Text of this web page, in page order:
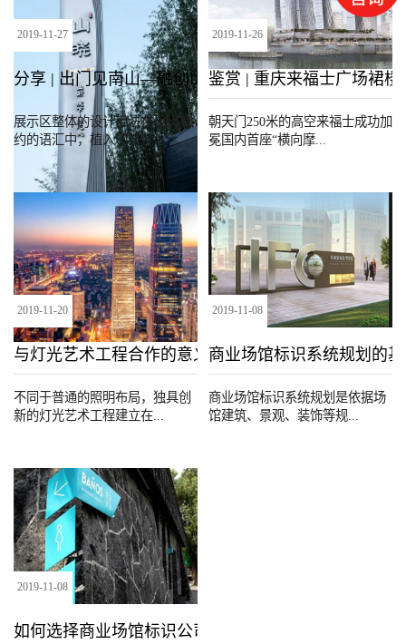
2019-11-27
分享 | 出门见南山—融创山晓•导视设计
展示区整体的设计手法在现代简
约的语汇中，植入了部分...
2019-11-26
鉴赏 | 重庆来福士广场裙楼
朝天门250米的高空来福士成功加
冕国内首座“横向摩...
2019-11-20
与灯光艺术工程合作的意义
不同于普通的照明布局，独具创
新的灯光艺术工程建立在...
2019-11-08
商业场馆标识系统规划的
商业场馆标识系统规划是依据场
馆建筑、景观、装饰等规...
2019-11-08
如何选择商业场馆标识公司？